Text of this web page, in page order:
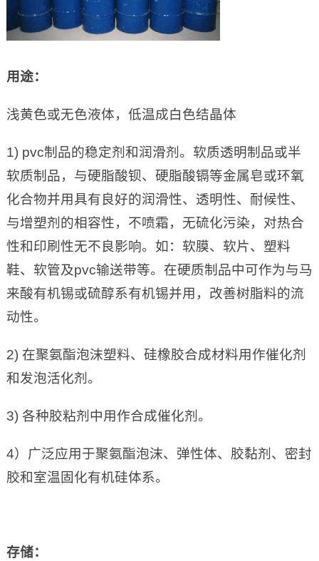
用途：
浅黄色或无色液体，低温成白色结晶体
1) pvc制品的稳定剂和润滑剂。软质透明制品或半
软质制品，与硬脂酸钡、硬脂酸镉等金属皂或环氧
化合物并用具有良好的润滑性、透明性、耐候性、
与增塑剂的相容性，不喷霜，无硫化污染，对热合
性和印刷性无不良影响。如：软膜、软片、塑料
鞋、软管及pvc输送带等。在硬质制品中可作为与马
来酸有机锡或硫醇系有机锡并用，改善树脂料的流
动性。
2) 在聚氨酯泡沫塑料、硅橡胶合成材料用作催化剂
和发泡活化剂。
3) 各种胶粘剂中用作合成催化剂。
4）广泛应用于聚氨酯泡沫、弹性体、胶黏剂、密封
胶和室温固化有机硅体系。
存储：